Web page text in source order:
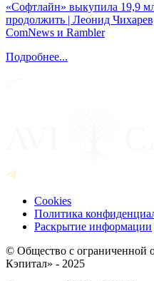
«Софтлайн» выкупила 19,9
продолжить | Леонид
ComNews и Rambler
Подробнее...
Cookies
Политика
Раскрытие информации
© Общество с ограниченной
Кэпитал» - 2025